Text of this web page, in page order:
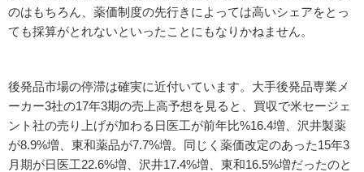
のはもちろん、薬価制度の先行きによっては高いシェアをとっ
ても採算がとれないといったことにもなりかねません。
後発品市場の停滞は確実に近付いています。大手後発品専業メ
ーカー3社の17年3期の売上高予想を見ると、買収で米セージェ
ント社の売り上げが加わる日医工が前年比%16.4増、沢井製薬
が8.9%増、東和薬品が7.7%増。同じく薬価改定のあった15年3
月期が日医工22.6%増、沢井17.4%増、東和16.5%増だったのと